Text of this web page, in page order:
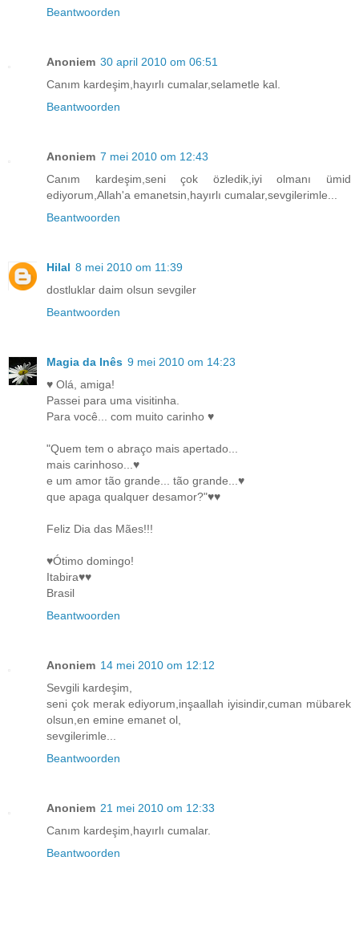
Beantwoorden
Anoniem 30 april 2010 om 06:51
Canım kardeşim,hayırlı cumalar,selametle kal.
Beantwoorden
Anoniem 7 mei 2010 om 12:43
Canım kardeşim,seni çok özledik,iyi olmanı ümid
ediyorum,Allah'a emanetsin,hayırlı cumalar,sevgilerimle...
Beantwoorden
Hilal 8 mei 2010 om 11:39
dostluklar daim olsun sevgiler
Beantwoorden
Magia da Inês 9 mei 2010 om 14:23
♥ Olá, amiga!
Passei para uma visitinha.
Para você... com muito carinho ♥
"Quem tem o abraço mais apertado...
mais carinhoso...♥
e um amor tão grande... tão grande...♥
que apaga qualquer desamor?"♥♥
Feliz Dia das Mães!!!
♥Ótimo domingo!
Itabira♥♥
Brasil
Beantwoorden
Anoniem 14 mei 2010 om 12:12
Sevgili kardeşim,
seni çok merak ediyorum,inşaallah iyisindir,cuman mübarek
olsun,en emine emanet ol,
sevgilerimle...
Beantwoorden
Anoniem 21 mei 2010 om 12:33
Canım kardeşim,hayırlı cumalar.
Beantwoorden